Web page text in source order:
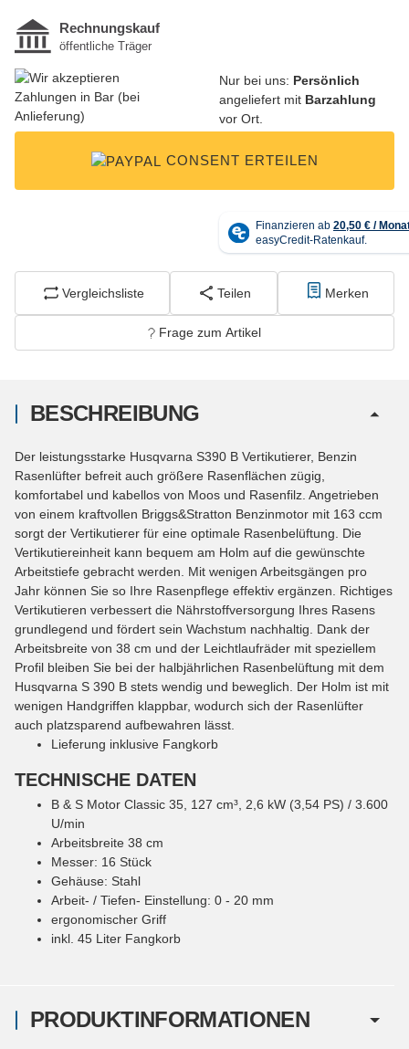
Nur bei uns: Persönlich
angeliefert mit Barzahlung
vor Ort.
CONSENT ERTEILEN
Vergleichsliste Teilen Merken
Frage zum Artikel
PRODUKTINFORMATIONEN
BESCHREIBUNG
Der leistungsstarke Husqvarna S390 B Vertikutierer, Benzin
Rasenlüfter befreit auch größere Rasenflächen zügig,
komfortabel und kabellos von Moos und Rasenfilz. Angetrieben
von einem kraftvollen Briggs&Stratton Benzinmotor mit 163 ccm
sorgt der Vertikutierer für eine optimale Rasenbelüftung. Die
Vertikutiereinheit kann bequem am Holm auf die gewünschte
Arbeitstiefe gebracht werden. Mit wenigen Arbeitsgängen pro
Jahr können Sie so Ihre Rasenpflege effektiv ergänzen. Richtiges
Vertikutieren verbessert die Nährstoffversorgung Ihres Rasens
grundlegend und fördert sein Wachstum nachhaltig. Dank der
Arbeitsbreite von 38 cm und der Leichtlaufräder mit speziellem
Profil bleiben Sie bei der halbjährlichen Rasenbelüftung mit dem
Husqvarna S 390 B stets wendig und beweglich. Der Holm ist mit
wenigen Handgriffen klappbar, wodurch sich der Rasenlüfter
auch platzsparend aufbewahren lässt.
Lieferung inklusive Fangkorb
TECHNISCHE DATEN
B & S Motor Classic 35, 127 cm³, 2,6 kW (3,54 PS) / 3.600
U/min
Arbeitsbreite 38 cm
Messer: 16 Stück
Gehäuse: Stahl
Arbeit- / Tiefen- Einstellung: 0 - 20 mm
ergonomischer Griff
inkl. 45 Liter Fangkorb